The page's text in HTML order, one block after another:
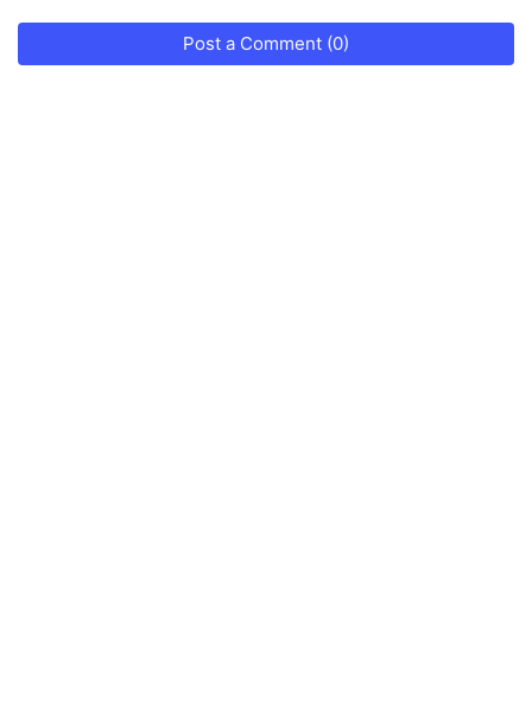
Post a Comment (0)